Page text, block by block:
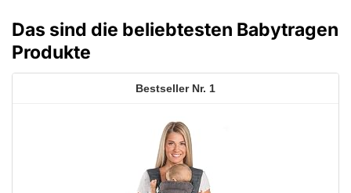
Das sind die beliebtesten Babytragen
Produkte
1